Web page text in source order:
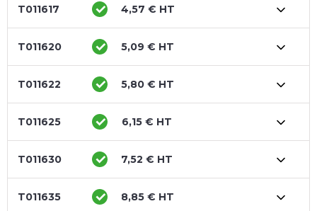
T011617 4,57 € HT
T011620 5,09 € HT
T011622 5,80 € HT
T011625 6,15 € HT
T011630 7,52 € HT
T011635 8,85 € HT